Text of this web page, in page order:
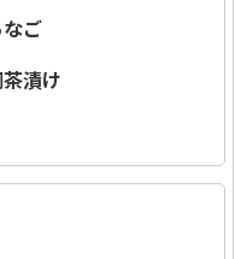
ご
漬け